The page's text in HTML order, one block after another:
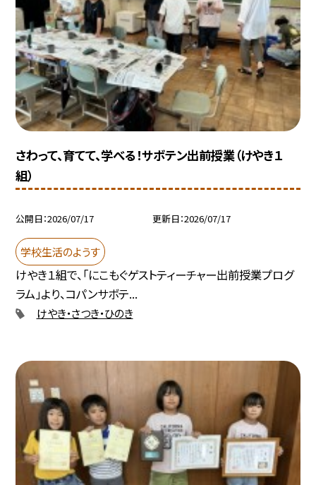
さわって、育てて、学べる！サボテン出前授業（けやき１
組）
公開日 2026/07/17 更新日 2026/07/17
学校生活のようす
けやき１組で、「にこもぐゲストティーチャー出前授業プログ
ラム」より、コパンサボテ...
けやき・さつき・ひのき